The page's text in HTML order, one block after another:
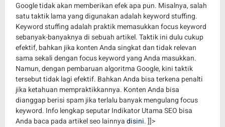
Google tidak akan memberikan efek apa pun. Misalnya, salah
satu taktik lama yang digunakan adalah keyword stuffing.
Keyword stuffing adalah praktik memasukkan focus keyword
sebanyak-banyaknya di sebuah artikel. Taktik ini dulu cukup
efektif, bahkan jika konten Anda singkat dan tidak relevan
sama sekali dengan focus keyword yang Anda masukkan.
Namun, dengan pembaruan algoritma Google, kini taktik
tersebut tidak lagi efektif. Bahkan Anda bisa terkena penalti
jika ketahuan mempraktikkannya. Konten Anda bisa
dianggap berisi spam jika terlalu banyak mengulang focus
keyword. Info lengkap seputar Indikator Utama SEO bisa
Anda baca pada artikel seo lainnyadisini. ]]>